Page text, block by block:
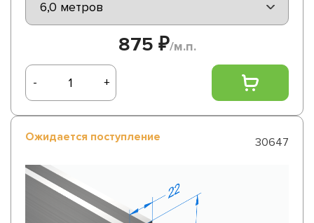
875 ₽/м.п.
- +
Ожидается поступление 30647